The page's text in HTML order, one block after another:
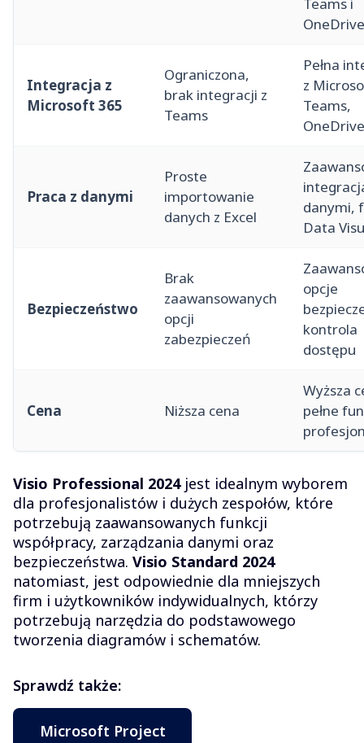
OneDrive
Integracja z
Microsoft 365
Ograniczona,
brak integracji z
Teams
Pełna
z
Teams,
OneDrive
Praca z danymi
Proste
importowanie
danych z Excel
danymi,
Data
Bezpieczeństwo
Brak
zaawansowanych
opcji
zabezpieczeń
opcje
kontrola
dostępu
Cena Niższa cena
Wyższa
pełne
Visio Professional 2024jest idealnym wyborem
dla profesjonalistów i dużych zespołów, które
potrzebują zaawansowanych funkcji
współpracy, zarządzania danymi oraz
bezpieczeństwa. Visio Standard 2024
natomiast, jest odpowiednie dla mniejszych
firm i użytkowników indywidualnych, którzy
potrzebują narzędzia do podstawowego
tworzenia diagramów i schematów.
Sprawdź także:
Microsoft Project